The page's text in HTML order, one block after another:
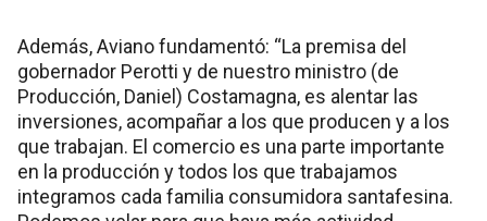
Además, Aviano fundamentó: “La premisa del
gobernador Perotti y de nuestro ministro (de
Producción, Daniel) Costamagna, es alentar las
inversiones, acompañar a los que producen y a los
que trabajan. El comercio es una parte importante
en la producción y todos los que trabajamos
integramos cada familia consumidora santafesina.